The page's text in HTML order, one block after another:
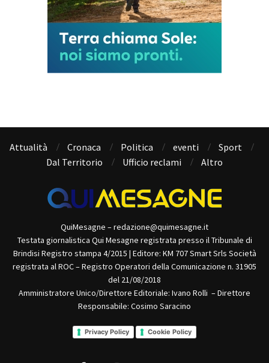
Attualità Cronaca Politica eventi
Sport
Dal Territorio
Ufficio reclami Altro
QuiMesagne – redazione@quimesagne.it
Testata giornalistica Qui Mesagne registrata presso il Tribunale di
Brindisi Registro stampa 4/2015 | Editore: KM 707 Smart Srls Società
registrata al ROC – Registro Operatori della Comunicazione n. 31905
del 21/08/2018
Amministratore Unico/Direttore Editoriale: Ivano Rolli – Direttore
Responsabile: Cosimo Saracino
Privacy Policy Cookie Policy